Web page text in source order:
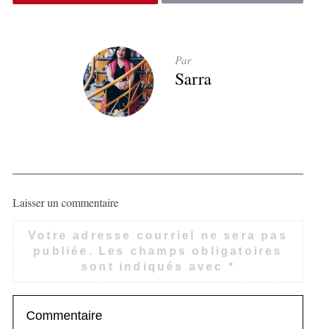
Par
Sarra
Laisser un commentaire
Votre adresse courriel ne sera pas
publiée.
Les champs obligatoires
sont indiqués avec *